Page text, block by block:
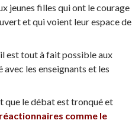
jeunes filles qui ont le courage
et qui voient leur espace de
est tout à fait possible aux
les enseignants et les
que le débat est tronqué et
comme le